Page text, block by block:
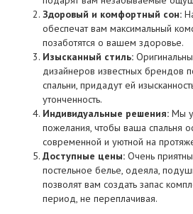
Здоровый и комфортный сон:
обеспечат вам максимальный
позаботятся о вашем здоровье.
Изысканный стиль:
дизайнеров известных брендов
спальни, придадут ей
утонченность.
Индивидуальные решения: Мы
пожелания, чтобы ваша спальня
современной и уютной на
Доступные цены: Очень
постельное белье, одеяла,
позволят вам создать запас
период, не переплачивая.